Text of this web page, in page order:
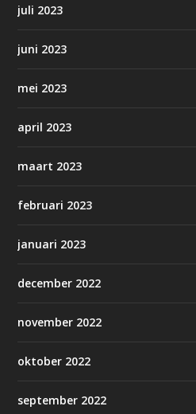
juli 2023
juni 2023
mei 2023
april 2023
maart 2023
februari 2023
januari 2023
december 2022
november 2022
oktober 2022
september 2022